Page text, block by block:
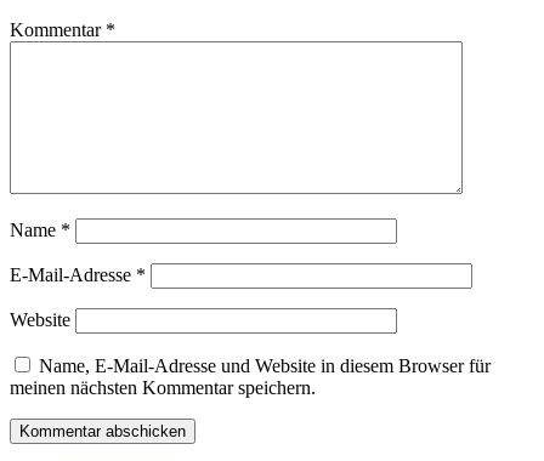
Kommentar *
Name *
E-Mail-Adresse *
Website
Name, E-Mail-Adresse und Website in diesem Browser für
meinen nächsten Kommentar speichern.